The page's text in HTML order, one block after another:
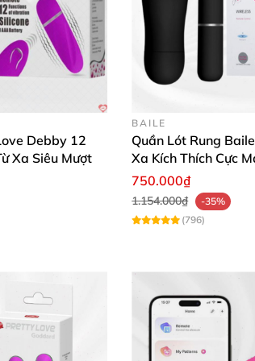
ngay hôm nay để tự mình khám phá
Debby 12
Xa Siêu Mượt
BAILE
Quần Lót Rung
Xa Kích Thích Cực
750.000₫
1.154.000₫
-35%
(796)